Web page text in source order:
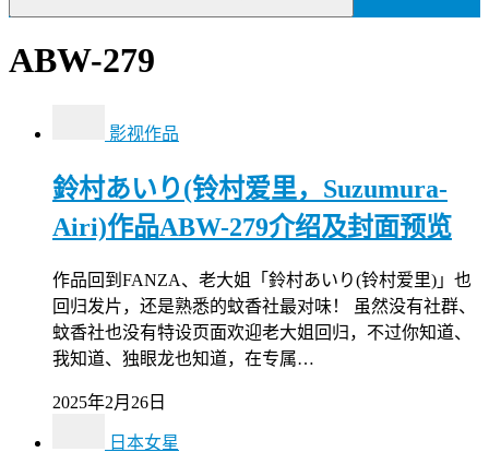
ABW-279
影视作品
鈴村あいり(铃村爱里，Suzumura-
Airi)作品ABW-279介绍及封面预览
作品回到FANZA、老大姐「鈴村あいり(铃村爱里)」也
回归发片，还是熟悉的蚊香社最对味！ 虽然没有社群、
蚊香社也没有特设页面欢迎老大姐回归，不过你知道、
我知道、独眼龙也知道，在专属…
2025年2月26日
日本女星